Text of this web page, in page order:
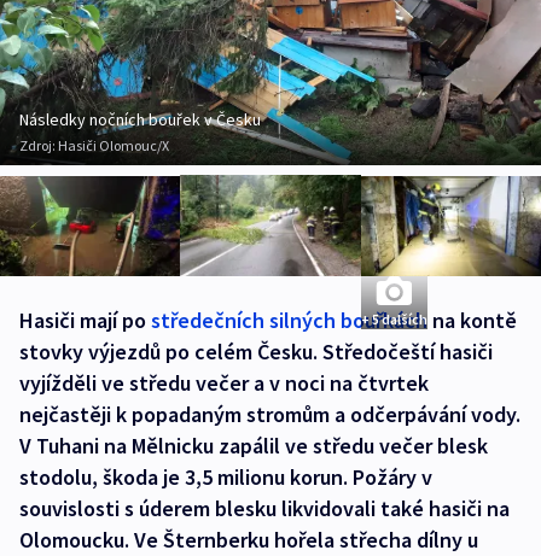
Následky nočních bouřek v Česku
Zdroj: Hasiči Olomouc/X
+ 5 dalších
Hasiči mají postředečních silných bouřkách na kontě
stovky výjezdů po celém Česku. Středočeští hasiči
vyjížděli ve středu večer a v noci na čtvrtek
nejčastěji k popadaným stromům a odčerpávání vody.
V Tuhani na Mělnicku zapálil ve středu večer blesk
stodolu, škoda je 3,5 milionu korun. Požáry v
souvislosti s úderem blesku likvidovali také hasiči na
Olomoucku. Ve Šternberku hořela střecha dílny u